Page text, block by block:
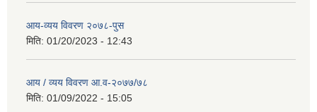
आय-व्यय विवरण २०७८-पुस
मिति: 01/20/2023 - 12:43
आय / व्यय विवरण आ.व-२०७७/७८
मिति: 01/09/2022 - 15:05